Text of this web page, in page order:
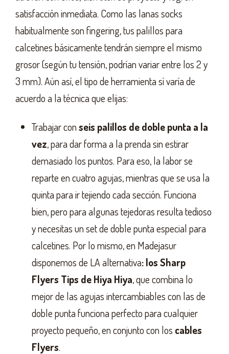
satisfacción inmediata. Como las lanas socks
habitualmente son fingering, tus palillos para
calcetines básicamente tendrán siempre el mismo
grosor (según tu tensión, podrían variar entre los 2 y
3 mm). Aún así, el tipo de herramienta sí varía de
acuerdo a la técnica que elijas:
Trabajar conseis palillos de doble punta a la
vez, para dar forma a la prenda sin estirar
demasiado los puntos. Para eso, la labor se
reparte en cuatro agujas, mientras que se usa la
quinta para ir tejiendo cada sección. Funciona
bien, pero para algunas tejedoras resulta tedioso
y necesitas un set de doble punta especial para
calcetines. Por lo mismo, en Madejasur
disponemos de LA alternativa: los Sharp
Flyers Tips de Hiya Hiya, que combina lo
mejor de las agujas intercambiables con las de
doble punta funciona perfecto para cualquier
proyecto pequeño, en conjunto con los cables
Flyers.